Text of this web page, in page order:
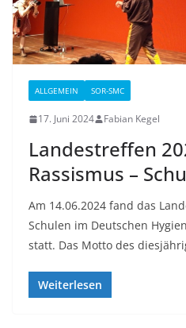
ALLGEMEIN SOR-SMC
17. Juni 2024 Fabian Kegel
Landestreffen
Rassismus –
Am 14.06.2024 fand das
Schulen im Deutschen
statt. Das Motto des
Weiterlesen